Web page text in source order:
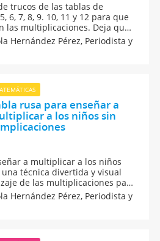
trucos de las tablas de
6, 7, 8, 9. 10, 11 y 12 para que
las multiplicaciones. Deja que
matemáticas caseros para
las operaciones
Hernández Pérez, Periodista y
rusa para enseñar a
a los niños sin
a multiplicar a los niños
técnica divertida y visual
de las multiplicaciones para
niños que necesitan
y comprender y memorizar las
Hernández Pérez, Periodista y